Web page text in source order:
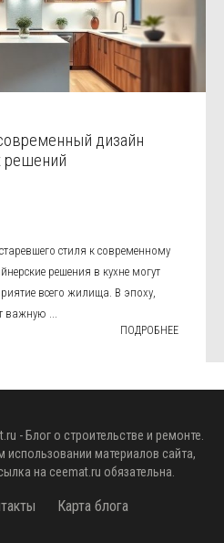
дизайн
решений
стиля к современному
решения в кухне могут
всего жилища. В эпоху,
важную ...
ПОДРОБНЕЕ
- Блог о строительстве и ремонте.
материалов сайта,
на ceemat.ru обязательна.
Карта блога